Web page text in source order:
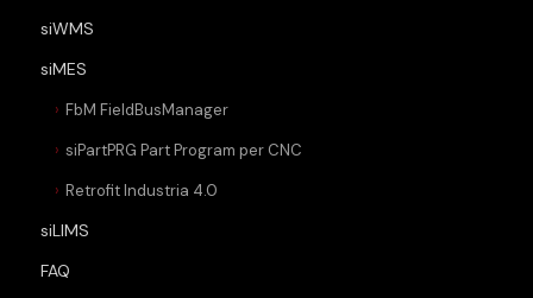
siWMS
siMES
FbM FieldBusManager
siPartPRG Part Program per CNC
Retrofit Industria 4.0
siLIMS
FAQ